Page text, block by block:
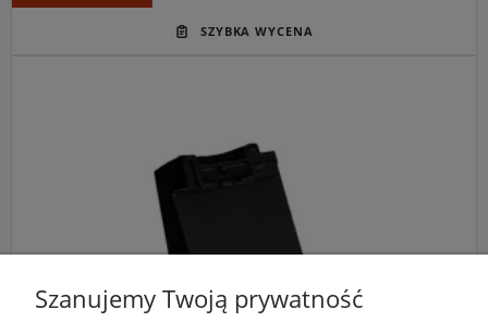
Główne przeznaczenie:
Trwałe, szczelne i wysoce
estetyczne wykończenie lewej krawędzi bocznej
(szczytowej) połaci dachowej.
Płaskiej dachówki ceramicznej Röben
Bergamo w kolorze czarna glazura, zapewniając idealną
Kluczowa cecha:Szlachetna, lśniąca powłoka
Szanujemy Twoją prywatność